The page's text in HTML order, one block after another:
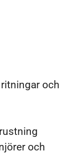
och
och